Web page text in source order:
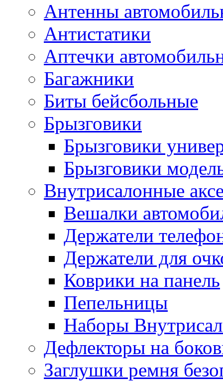
Антенны
Антистатики
Аптечки
Багажники
Биты бейсбольные
Брызговики
Брызговики
Брызговики
Внутрисалонные
Вешалки
Держатели
Держатели для
Коврики на панель
Пепельницы
Наборы
Дефлекторы на
Заглушки ремня